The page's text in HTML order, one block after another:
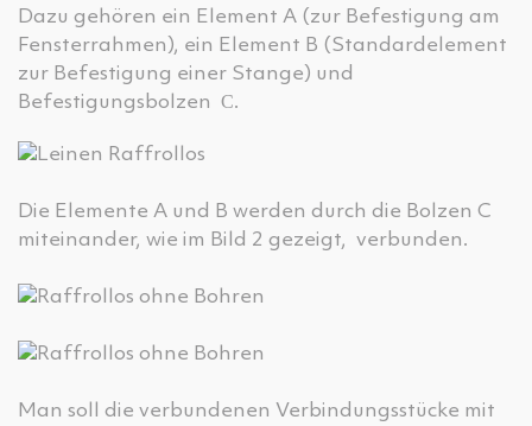
Dazu gehören ein Element A (zur Befestigung am
Fensterrahmen), ein Element B (Standardelement
zur Befestigung einer Stange) und
Befestigungsbolzen С.
Die Elemente A und B werden durch die Bolzen C
miteinander, wie im Bild 2 gezeigt, verbunden.
Man soll die verbundenen Verbindungsstücke mit